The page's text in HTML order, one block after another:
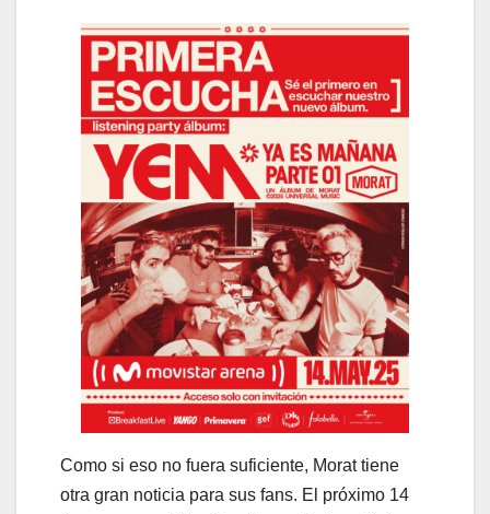
Como si eso no fuera suficiente, Morat tiene
otra gran noticia para sus fans. El próximo 14